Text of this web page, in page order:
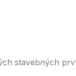
stavebných